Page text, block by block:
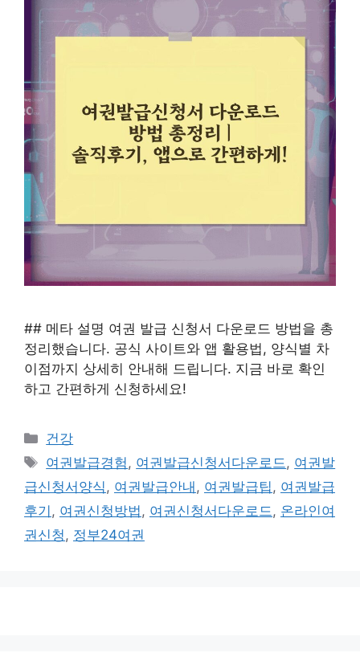
## 메타 설명 여권 발급 신청서 다운로드 방법을 총
정리했습니다. 공식 사이트와 앱 활용법, 양식별 차
이점까지 상세히 안내해 드립니다. 지금 바로 확인
하고 간편하게 신청하세요!
카
테
고
리
건강
태
그
여권발급경험 , 여권발급신청서다운로드 , 여권발
급신청서양식 , 여권발급안내 , 여권발급팁 , 여권발급
후기 , 여권신청방법 , 여권신청서다운로드 , 온라인여
권신청 , 정부24여권